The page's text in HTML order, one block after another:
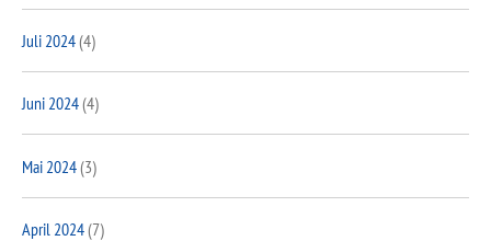
Juli 2024(4)
Juni 2024(4)
Mai 2024(3)
April 2024(7)